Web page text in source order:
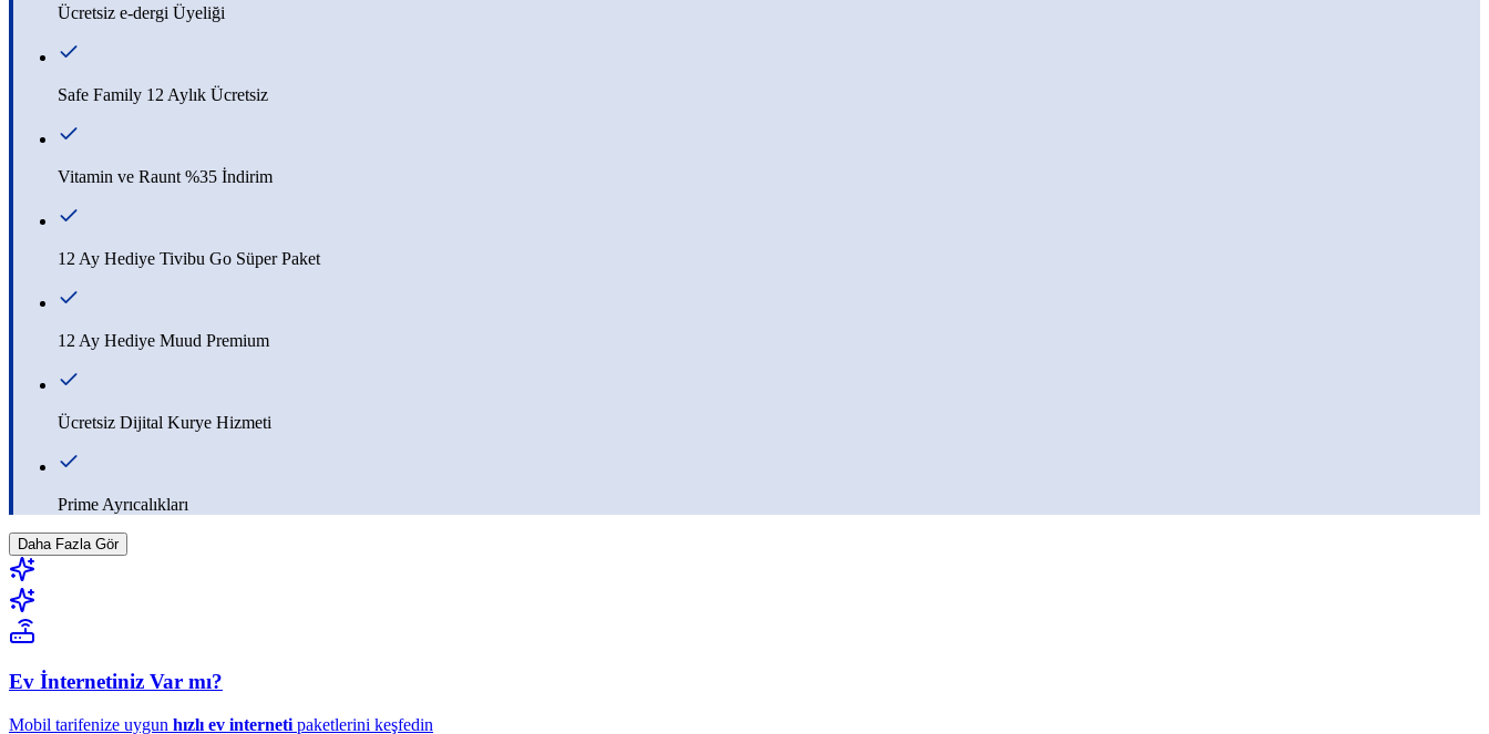
Ücretsiz e-dergi Üyeliği
Safe Family 12 Aylık Ücretsiz
Vitamin ve Raunt %35 İndirim
12 Ay Hediye Tivibu Go Süper Paket
12 Ay Hediye Muud Premium
Ücretsiz Dijital Kurye Hizmeti
Prime Ayrıcalıkları
Daha Fazla Gör
Ev İnternetiniz Var mı?
Mobil tarifenize uygun hızlı ev interneti paketlerini keşfedin